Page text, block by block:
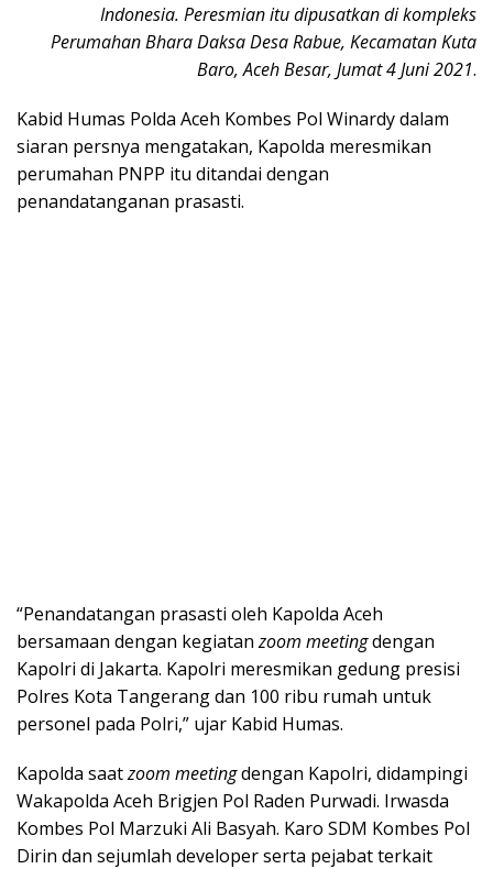
Indonesia. Peresmian itu dipusatkan di kompleks
Perumahan Bhara Daksa Desa Rabue, Kecamatan Kuta
Baro, Aceh Besar, Jumat 4 Juni 2021.
Kabid Humas Polda Aceh Kombes Pol Winardy dalam
siaran persnya mengatakan, Kapolda meresmikan
perumahan PNPP itu ditandai dengan
penandatanganan prasasti.
“Penandatangan prasasti oleh Kapolda Aceh
bersamaan dengan kegiatanzoom meetingdengan
Kapolri di Jakarta. Kapolri meresmikan gedung presisi
Polres Kota Tangerang dan 100 ribu rumah untuk
personel pada Polri,” ujar Kabid Humas.
Kapolda saatzoom meetingdengan Kapolri, didampingi
Wakapolda Aceh Brigjen Pol Raden Purwadi. Irwasda
Kombes Pol Marzuki Ali Basyah. Karo SDM Kombes Pol
Dirin dan sejumlah developer serta pejabat terkait